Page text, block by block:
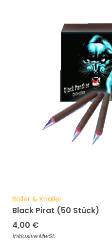
Böller & Knaller
Black Pirat (50 Stück)
4,00 €
Inklusive MwSt.